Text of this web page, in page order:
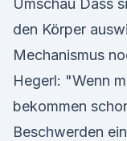
Umschau Dass
den Körper
Mechanismus
Hegerl: "Wenn
bekommen
Beschwerden